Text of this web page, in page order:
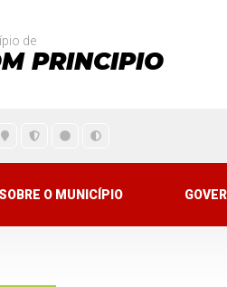
de
PRINCIPIO
SOBRE O MUNICÍPIO